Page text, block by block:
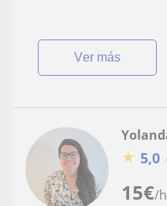
ver más
15€/h
★ 5,0